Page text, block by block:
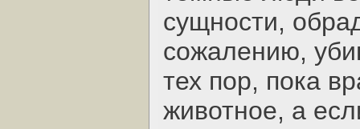
сущности,
сожалению,
тех пор, пока
животное, а